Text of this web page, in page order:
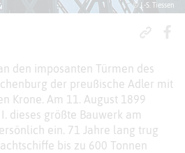
© J.-S. Tiessen
den imposanten Türmen des
der preußische Adler mit
Krone. Am 11. August 1899
dieses größte Bauwerk am
ein. 71 Jahre lang trug
bis zu 600 Tonnen